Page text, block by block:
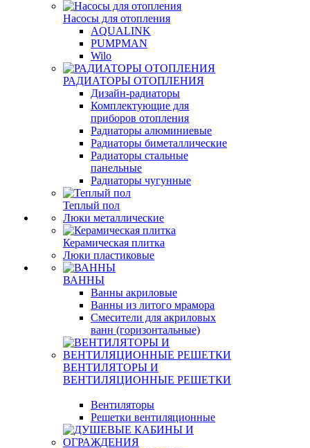
Насосы для отопления
AQUALINK
PUMPMAN
Wilo
РАДИАТОРЫ ОТОПЛЕНИЯ
Дизайн-радиаторы
Комплектующие для
приборов отопления
Радиаторы алюминиевые
Радиаторы биметаллические
Радиаторы стальные
панельные
Радиаторы чугунные
Теплый пол
Люки металлические
Керамическая плитка
Люки пластиковые
ВАННЫ
Ванны акриловые
Ванны из литого мрамора
Смесители для акриловых
ванн (горизонтальные)
ВЕНТИЛЯТОРЫ И
ВЕНТИЛЯЦИОННЫЕ РЕШЕТКИ
Вентиляторы
Решетки вентиляционные